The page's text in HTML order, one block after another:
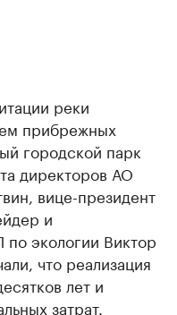
реки
прибрежных
городской парк
директоров АО
вице-президент
и
по экологии Виктор
что реализация
лет и
затрат.